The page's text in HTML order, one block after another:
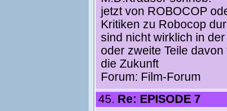
jetzt von ROBOCOP
Kritiken zu Robocop
sind nicht wirklich in
oder zweite Teile
die Zukunft
Forum: Film-Forum
45. Re: EPISODE 7